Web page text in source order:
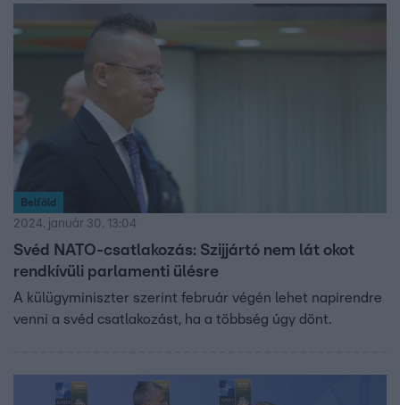
még a szavazás előtt eljönne Budapestre.
Belföld
2024. január 30. 13:04
Svéd NATO-csatlakozás: Szijjártó nem lát okot
rendkívüli parlamenti ülésre
A külügyminiszter szerint február végén lehet napirendre
venni a svéd csatlakozást, ha a többség úgy dönt.